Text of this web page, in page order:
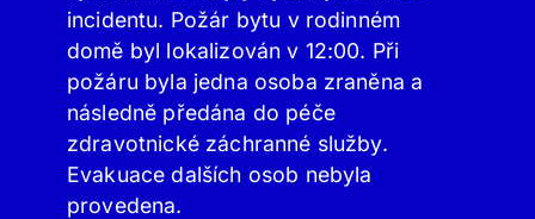
incidentu. Požár bytu v rodinném
domě byl lokalizován v 12:00. Při
požáru byla jedna osoba zraněna a
následně předána do péče
zdravotnické záchranné služby.
Evakuace dalších osob nebyla
provedena.